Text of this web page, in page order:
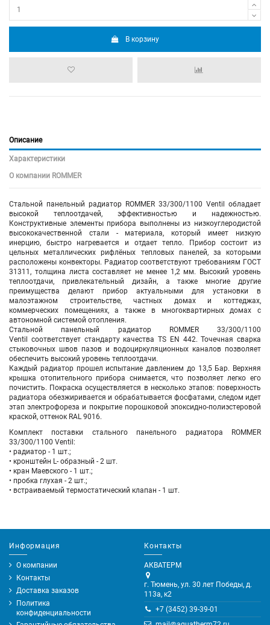
В корзину
Описание
Характеристики
О компании ROMMER
Стальной панельный радиатор ROMMER 33/300/1100 Ventil обладает
высокой теплоотдачей, эффективностью и надежностью.
Конструктивные элементы прибора выполнены из низкоуглеродистой
высококачественной стали - материала, который имеет низкую
инерцию, быстро нагревается и отдает тепло. Прибор состоит из
цельных металлических рифлёных тепловых панелей, за которыми
расположены конвекторы. Радиатор соответствуют требованиям ГОСТ
31311, толщина листа составляет не менее 1,2 мм. Высокий уровень
теплоотдачи, привлекательный дизайн, а также многие другие
преимущества делают прибор актуальными для установки в
малоэтажном строительстве, частных домах и коттеджах,
коммерческих помещениях, а также в многоквартирных домах с
автономной системой отопления.
Стальной панельный радиатор ROMMER 33/300/1100
Ventil соответствует стандарту качества TS EN 442. Точечная сварка
стыковочных швов пазов и водоциркуляционных каналов позволяет
обеспечить высокий уровень теплоотдачи.
Каждый радиатор прошел испытание давлением до 13,5 Бар. Верхняя
крышка отопительного прибора снимается, что позволяет легко его
почистить. Покраска осуществляется в несколько этапов: поверхность
радиатора обезжиривается и обрабатывается фосфатами, следом идет
этап электрофореза и покрытие порошковой эпоксидно-полиэстеровой
краской, оттенок RAL 9016.
Комплект поставки стального панельного радиатора ROMMER
33/300/1100 Ventil:
• радиатор - 1 шт.;
• кронштейн L- образный - 2 шт.
• кран Маевского - 1 шт.;
• пробка глухая - 2 шт.;
• встраиваемый термостатический клапан - 1 шт.
Информация
О компании
Контакты
Доставка заказов
Политика
конфиденциальности
Контакты
АКВАТЕРМ
г. Тюмень, ул. 30 лет Победы, д.
113а, к2
+7 (3452) 39-39-01